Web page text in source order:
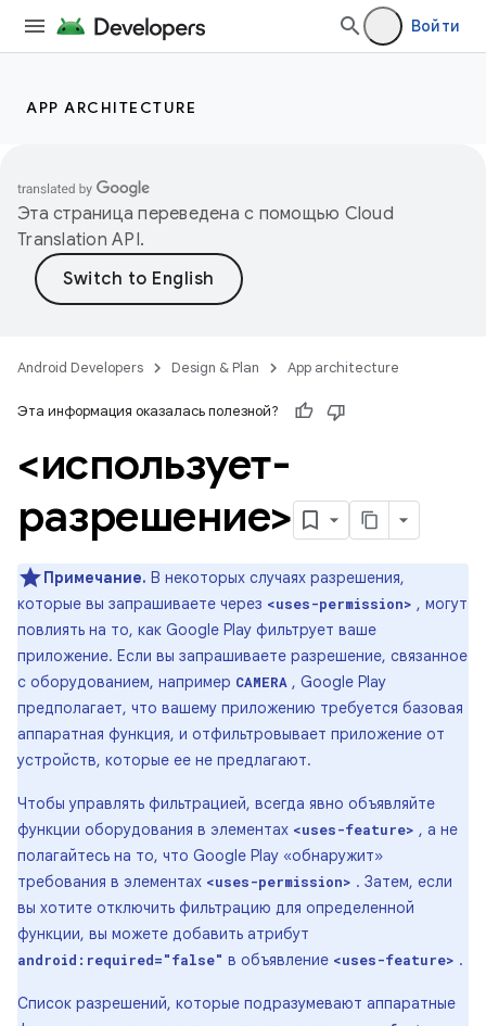
Войти
APP ARCHITECTURE
Эта страница переведена с помощью Cloud
Translation API.
Android Developers Design & Plan App architecture
Эта информация оказалась полезной?
<использует-
разрешение>
Примечание. В некоторых случаях разрешения,
которые вы запрашиваете через <uses-permission> , могут
повлиять на то, как Google Play фильтрует ваше
приложение. Если вы запрашиваете разрешение, связанное
с оборудованием, например CAMERA , Google Play
предполагает, что вашему приложению требуется базовая
аппаратная функция, и отфильтровывает приложение от
устройств, которые ее не предлагают.
Чтобы управлять фильтрацией, всегда явно объявляйте
функции оборудования в элементах <uses-feature> , а не
полагайтесь на то, что Google Play «обнаружит»
требования в элементах <uses-permission> . Затем, если
вы хотите отключить фильтрацию для определенной
функции, вы можете добавить атрибут
android:required="false" в объявление <uses-feature> .
Список разрешений, которые подразумевают аппаратные